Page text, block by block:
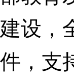
建设，
件，支